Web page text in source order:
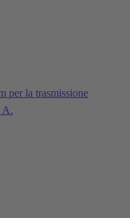
per la trasmissione
A.